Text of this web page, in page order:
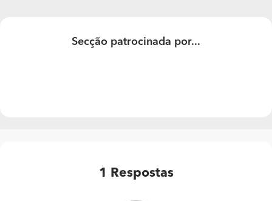
Secção patrocinada por...
1 Respostas